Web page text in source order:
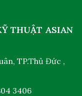
THUẬT ASIAN
TP.Thủ Đức ,
3406